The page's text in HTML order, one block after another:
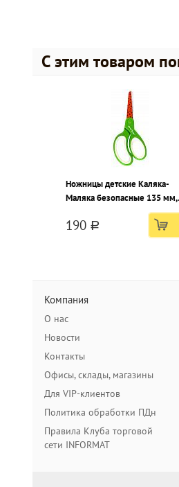
С этим товаром
Ножницы детские Каляка-
Маляка безопасные 135 мм,
эргономичные ручки
пластиковые с резиновыми
вставками желтые с принтом
190 a
Компания
О нас
Новости
Контакты
Офисы, склады, магазины
Для VIP-клиентов
Политика обработки ПДн
Правила Клуба торговой
сети INFORMAT